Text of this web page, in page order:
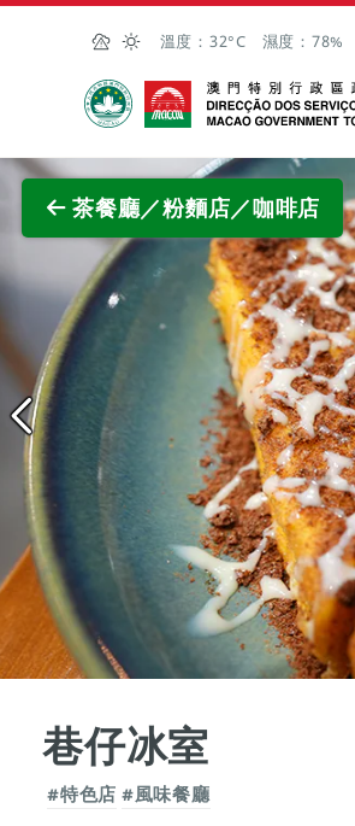
跳至主内容
溫度： 32°C 濕度： 78%
澳門特別行政區政府旅遊局
茶餐廳／粉麵店／咖啡店
巷仔冰室
#特色店 #風味餐廳